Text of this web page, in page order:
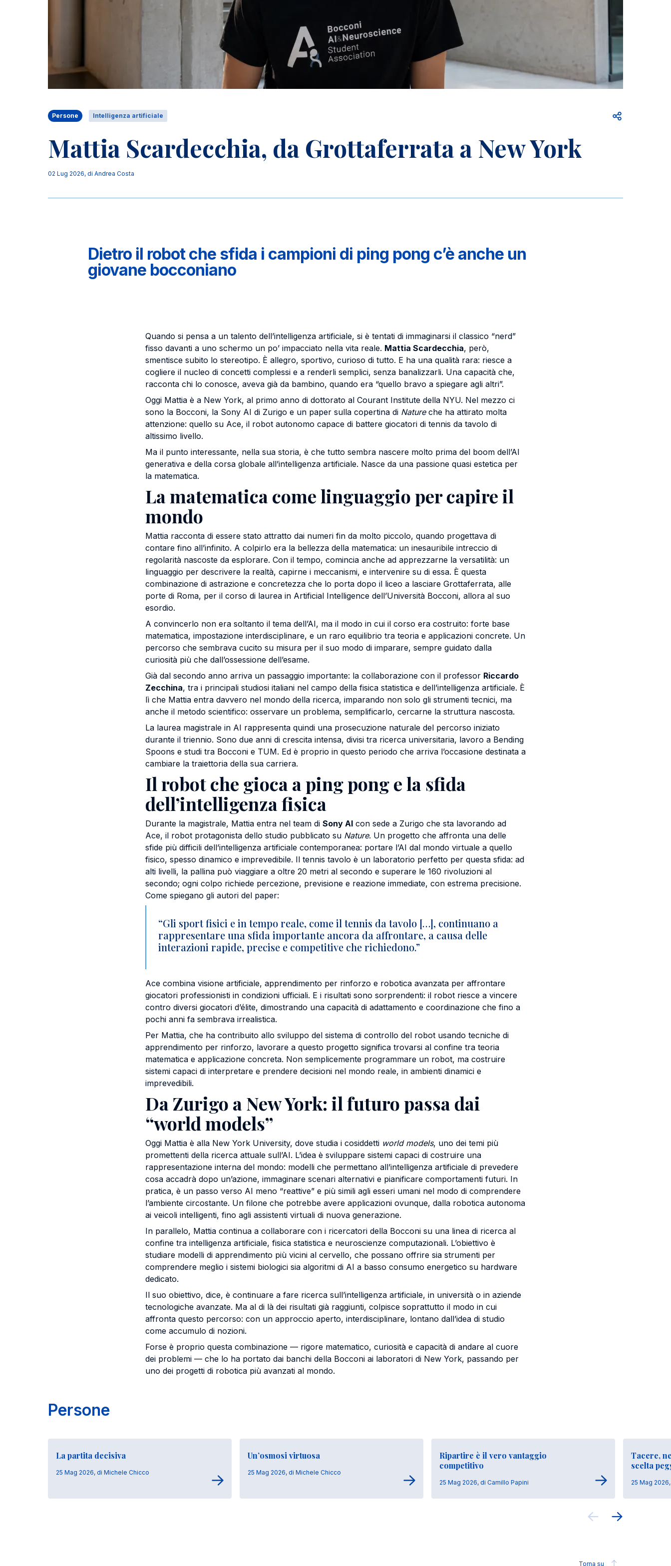
Persone Intelligenza artificiale Apri per
Mattia Scardecchia, da Grottaferrata a New York
02 Lug 2026, di Andrea Costa
Dietro il robot che sfida i campioni di ping pong c’è anche un
giovane bocconiano
Quando si pensa a un talento dell’intelligenza artificiale, si è tentati di immaginarsi il classico “nerd”
fisso davanti a uno schermo un po’ impacciato nella vita reale. Mattia Scardecchia, però,
smentisce subito lo stereotipo. È allegro, sportivo, curioso di tutto. E ha una qualità rara: riesce a
cogliere il nucleo di concetti complessi e a renderli semplici, senza banalizzarli. Una capacità che,
racconta chi lo conosce, aveva già da bambino, quando era “quello bravo a spiegare agli altri”.
Oggi Mattia è a New York, al primo anno di dottorato al Courant Institute della NYU. Nel mezzo ci
sono la Bocconi, la Sony AI di Zurigo e un paper sulla copertina di Natureche ha attirato molta
attenzione: quello su Ace, il robot autonomo capace di battere giocatori di tennis da tavolo di
altissimo livello.
Ma il punto interessante, nella sua storia, è che tutto sembra nascere molto prima del boom dell’AI
generativa e della corsa globale all’intelligenza artificiale. Nasce da una passione quasi estetica per
la matematica.
La matematica come linguaggio per capire il
mondo
Mattia racconta di essere stato attratto dai numeri fin da molto piccolo, quando progettava di
contare fino all’infinito. A colpirlo era la bellezza della matematica: un inesauribile intreccio di
regolarità nascoste da esplorare. Con il tempo, comincia anche ad apprezzarne la versatilità: un
linguaggio per descrivere la realtà, capirne i meccanismi, e intervenire su di essa. È questa
combinazione di astrazione e concretezza che lo porta dopo il liceo a lasciare Grottaferrata, alle
porte di Roma, per il corso di laurea in Artificial Intelligence dell’Università Bocconi, allora al suo
esordio.
A convincerlo non era soltanto il tema dell’AI, ma il modo in cui il corso era costruito: forte base
matematica, impostazione interdisciplinare, e un raro equilibrio tra teoria e applicazioni concrete. Un
percorso che sembrava cucito su misura per il suo modo di imparare, sempre guidato dalla
curiosità più che dall’ossessione dell’esame.
Già dal secondo anno arriva un passaggio importante: la collaborazione con il professor Riccardo
Zecchina, tra i principali studiosi italiani nel campo della fisica statistica e dell’intelligenza artificiale. È
lì che Mattia entra davvero nel mondo della ricerca, imparando non solo gli strumenti tecnici, ma
anche il metodo scientifico: osservare un problema, semplificarlo, cercarne la struttura nascosta.
La laurea magistrale in AI rappresenta quindi una prosecuzione naturale del percorso iniziato
durante il triennio. Sono due anni di crescita intensa, divisi tra ricerca universitaria, lavoro a Bending
Spoons e studi tra Bocconi e TUM. Ed è proprio in questo periodo che arriva l’occasione destinata a
cambiare la traiettoria della sua carriera.
Il robot che gioca a ping pong e la sfida
dell’intelligenza fisica
Durante la magistrale, Mattia entra nel team di Sony AIcon sede a Zurigo che sta lavorando ad
Ace, il robot protagonista dello studio pubblicato su Nature. Un progetto che affronta una delle
sfide più difficili dell’intelligenza artificiale contemporanea: portare l’AI dal mondo virtuale a quello
fisico, spesso dinamico e imprevedibile. Il tennis tavolo è un laboratorio perfetto per questa sfida: ad
alti livelli, la pallina può viaggiare a oltre 20 metri al secondo e superare le 160 rivoluzioni al
secondo; ogni colpo richiede percezione, previsione e reazione immediate, con estrema precisione.
Come spiegano gli autori del paper:
“Gli sport fisici e in tempo reale, come il tennis da tavolo […], continuano a
rappresentare una sfida importante ancora da affrontare, a causa delle
interazioni rapide, precise e competitive che richiedono.”
Ace combina visione artificiale, apprendimento per rinforzo e robotica avanzata per affrontare
giocatori professionisti in condizioni ufficiali. E i risultati sono sorprendenti: il robot riesce a vincere
contro diversi giocatori d’élite, dimostrando una capacità di adattamento e coordinazione che fino a
pochi anni fa sembrava irrealistica.
Per Mattia, che ha contribuito allo sviluppo del sistema di controllo del robot usando tecniche di
apprendimento per rinforzo, lavorare a questo progetto significa trovarsi al confine tra teoria
matematica e applicazione concreta. Non semplicemente programmare un robot, ma costruire
sistemi capaci di interpretare e prendere decisioni nel mondo reale, in ambienti dinamici e
imprevedibili.
Da Zurigo a New York: il futuro passa dai
“world models”
Oggi Mattia è alla New York University, dove studia i cosiddetti world models, uno dei temi più
promettenti della ricerca attuale sull’AI. L’idea è sviluppare sistemi capaci di costruire una
rappresentazione interna del mondo: modelli che permettano all’intelligenza artificiale di prevedere
cosa accadrà dopo un’azione, immaginare scenari alternativi e pianificare comportamenti futuri. In
pratica, è un passo verso AI meno “reattive” e più simili agli esseri umani nel modo di comprendere
l’ambiente circostante. Un filone che potrebbe avere applicazioni ovunque, dalla robotica autonoma
ai veicoli intelligenti, fino agli assistenti virtuali di nuova generazione.
In parallelo, Mattia continua a collaborare con i ricercatori della Bocconi su una linea di ricerca al
confine tra intelligenza artificiale, fisica statistica e neuroscienze computazionali. L’obiettivo è
studiare modelli di apprendimento più vicini al cervello, che possano offrire sia strumenti per
comprendere meglio i sistemi biologici sia algoritmi di AI a basso consumo energetico su hardware
dedicato.
Il suo obiettivo, dice, è continuare a fare ricerca sull’intelligenza artificiale, in università o in aziende
tecnologiche avanzate. Ma al di là dei risultati già raggiunti, colpisce soprattutto il modo in cui
affronta questo percorso: con un approccio aperto, interdisciplinare, lontano dall’idea di studio
come accumulo di nozioni.
Forse è proprio questa combinazione — rigore matematico, curiosità e capacità di andare al cuore
dei problemi — che lo ha portato dai banchi della Bocconi ai laboratori di New York, passando per
uno dei progetti di robotica più avanzati al mondo.
Persone
La partita decisiva
25 Mag 2026, di Michele Chicco
Un’osmosi virtuosa
25 Mag 2026, di Michele Chicco
Ripartire è il vero vantaggio
competitivo
25 Mag 2026, di Camillo Papini
Tacere,
scelta
25 Mag
Torna su